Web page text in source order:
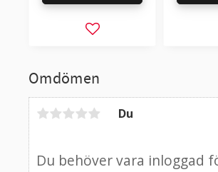
Omdömen
Du
Lägg till i favoriter